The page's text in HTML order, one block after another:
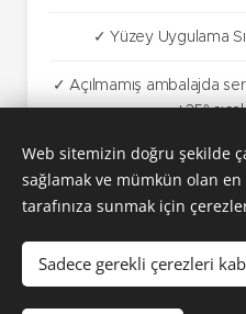
✓ Yüzey Uygulama
✓ Açılmamış ambalajda
+25°
Arımak, Arı Grup
Web sitemizin doğru şekilde
sağlamak ve mümkün olan en
tarafınıza sunmak için
Sadece gerekli çerezleri